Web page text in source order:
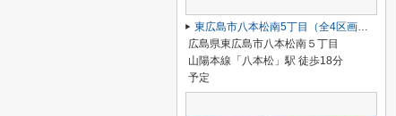
東広島市八本松南5丁目（全4区画）No２
広島県東広島市八本松南５丁目
山陽本線「八本松」駅 徒歩18分
予定